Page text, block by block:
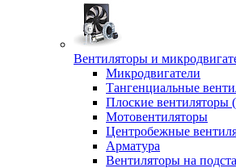
Вентиляторы и
Микродвигатели
Тангенциальные
Плоские вентиляторы
Мотовентиляторы
Центробежные
Арматура
Вентиляторы на